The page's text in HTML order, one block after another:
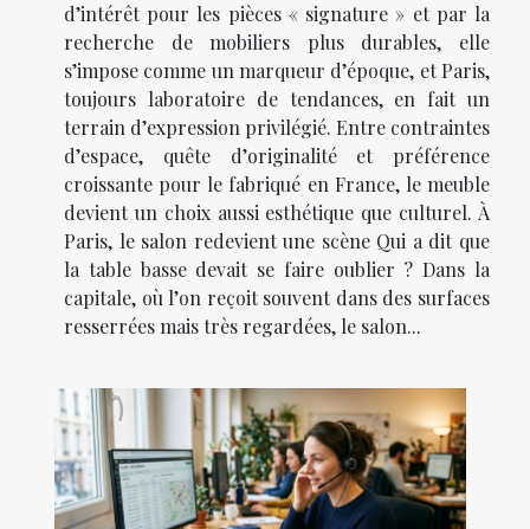
d’intérêt pour les pièces « signature » et par la
recherche de mobiliers plus durables, elle
s’impose comme un marqueur d’époque, et Paris,
toujours laboratoire de tendances, en fait un
terrain d’expression privilégié. Entre contraintes
d’espace, quête d’originalité et préférence
croissante pour le fabriqué en France, le meuble
devient un choix aussi esthétique que culturel. À
Paris, le salon redevient une scène Qui a dit que
la table basse devait se faire oublier ? Dans la
capitale, où l’on reçoit souvent dans des surfaces
resserrées mais très regardées, le salon...